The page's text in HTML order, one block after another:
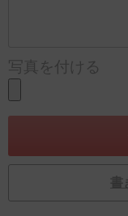
写真を付ける
書